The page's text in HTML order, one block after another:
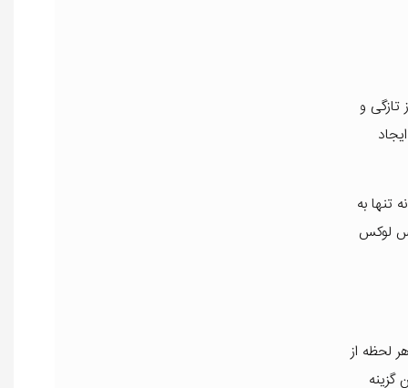
و
تنها به
حس لوکس
لحظه از
گزینه